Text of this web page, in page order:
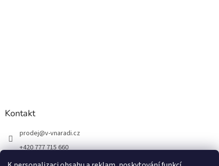
Kontakt
prodej@v-vnaradi.cz
+420 777 715 660